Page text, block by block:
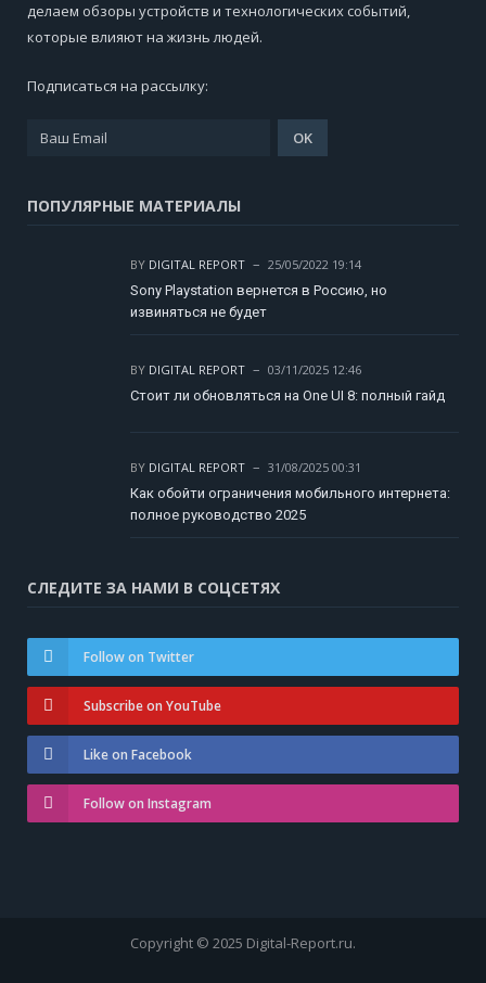
делаем обзоры устройств и технологических событий,
которые влияют на жизнь людей.
Подписаться на рассылку:
ПОПУЛЯРНЫЕ МАТЕРИАЛЫ
BY DIGITAL REPORT
25/05/2022 19:14
Sony Playstation вернется в Россию, но
извиняться не будет
BY DIGITAL REPORT
03/11/2025 12:46
Стоит ли обновляться на One UI 8: полный гайд
BY DIGITAL REPORT
31/08/2025 00:31
Как обойти ограничения мобильного интернета:
полное руководство 2025
СЛЕДИТЕ ЗА НАМИ В СОЦСЕТЯХ
Follow on Twitter
Subscribe on YouTube
Like on Facebook
Follow on Instagram
Copyright © 2025 Digital-Report.ru.